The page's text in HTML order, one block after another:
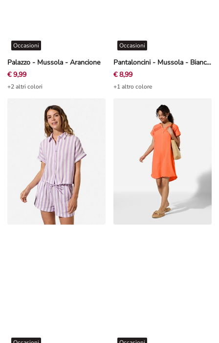
Palazzo - Mussola - Arancione
Occasioni
€ 9,99
+2 altri colori
Pantaloncini - Mussola - Bianco sporco
Occasioni
€ 8,99
+1 altro colore